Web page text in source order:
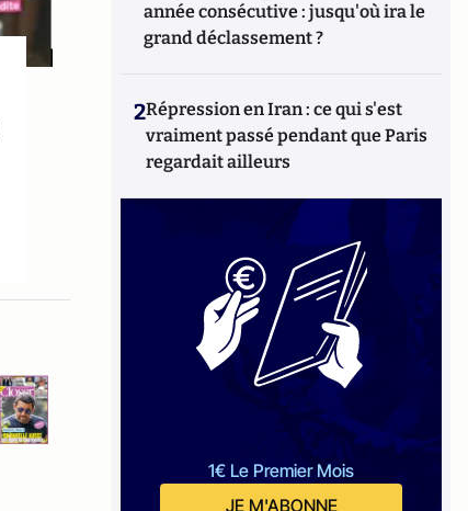
année consécutive : jusqu'où ira le
grand déclassement ?
2Répression en Iran : ce qui s'est
vraiment passé pendant que Paris
regardait ailleurs
1€ Le Premier Mois
JE M'ABONNE